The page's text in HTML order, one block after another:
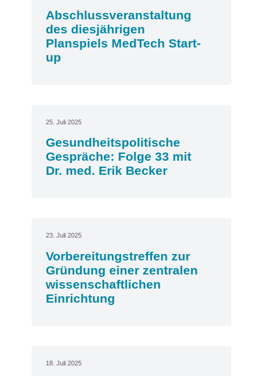
Abschlussveranstaltung
des diesjährigen
Planspiels MedTech Start-
up
25. Juli 2025
Gesundheitspolitische
Gespräche: Folge 33 mit
Dr. med. Erik Becker
23. Juli 2025
Vorbereitungstreffen zur
Gründung einer zentralen
wissenschaftlichen
Einrichtung
18. Juli 2025